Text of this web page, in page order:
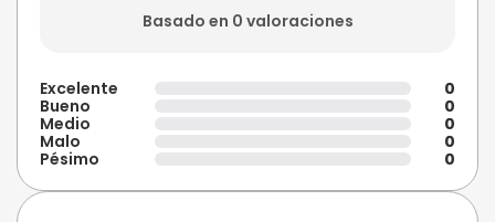
Basado en 0 valoraciones
Excelente
0
Bueno
0
Medio
0
Malo
0
Pésimo
0